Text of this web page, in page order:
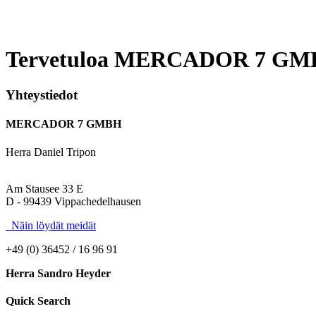
Solaris Urbino 8.9 LE57.834 EUR
Volvo 8700 LE /15.351 EUR
MAN A78 / Lion´s53.431 EUR
MAN A39 / Lion´s 17.731 EUR
Iveco Crossway LE /
Tervetuloa MERCADOR 7
Yhteystiedot
MERCADOR 7 GMBH
Herra Daniel Tripon
Am Stausee 33 E
D - 99439 Vippachedelhausen
Näin löydät meidät
+49 (0) 36452 / 16 96 91
Herra Sandro Heyder
Quick Search